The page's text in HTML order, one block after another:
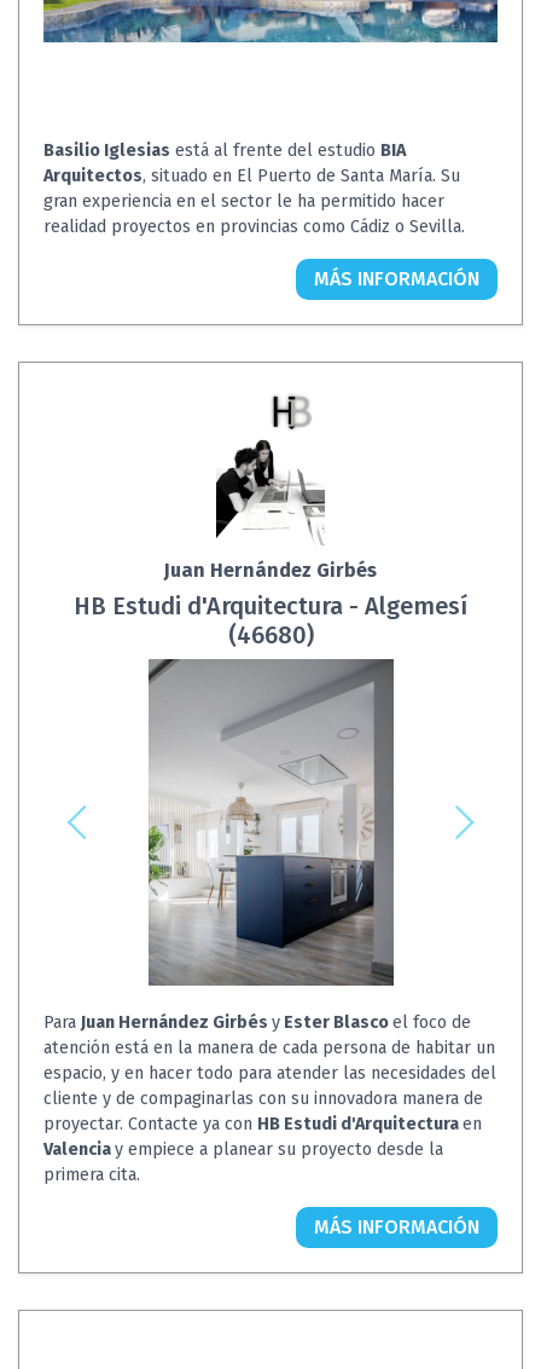
Basilio Iglesias está al frente del estudio BIA
Arquitectos, situado en El Puerto de Santa María. Su
gran experiencia en el sector le ha permitido hacer
realidad proyectos en provincias como Cádiz o Sevilla.
MÁS INFORMACIÓN
Juan Hernández Girbés
HB Estudi d'Arquitectura - Algemesí
(46680)
Para Juan Hernández Girbés y Ester Blascoel foco de
atención está en la manera de cada persona de habitar un
espacio, y en hacer todo para atender las necesidades del
cliente y de compaginarlas con su innovadora manera de
proyectar. Contacte ya con HB Estudi d'Arquitecturaen
Valenciay empiece a planear su proyecto desde la
primera cita.
MÁS INFORMACIÓN